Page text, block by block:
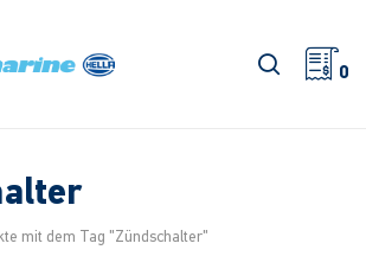
Suche
0
mit dem Tag "Zündschalter"
Filter